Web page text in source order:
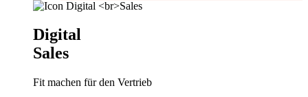
Digital
Sales
Fit machen für den Vertrieb